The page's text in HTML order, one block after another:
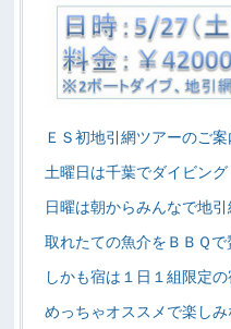
ＥＳ初地引網ツアーのご案
土曜日は千葉でダイビング
日曜は朝からみんなで地引
取れたての魚介をＢＢＱ
しかも宿は１日１組限定の
めっちゃオススメで楽しみ